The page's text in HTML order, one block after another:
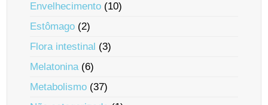
Envelhecimento (10)
Estômago (2)
Flora intestinal (3)
Melatonina(6)
Metabolismo (37)